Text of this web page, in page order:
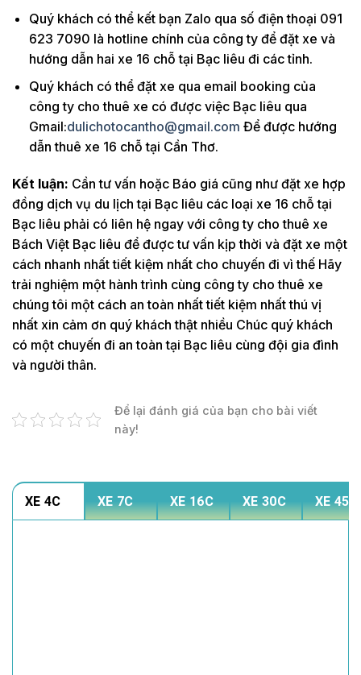
Quý khách có thể kết bạn Zalo qua số điện thoại 091
623 7090 là hotline chính của công ty để đặt xe và
hướng dẫn hai xe 16 chỗ tại Bạc liêu đi các tỉnh.
Quý khách có thể đặt xe qua email booking của
công ty cho thuê xe có được việc Bạc liêu qua
Gmail:dulichotocantho@gmail.com Để được hướng
dẫn thuê xe 16 chỗ tại Cần Thơ.
Kết luận: Cần tư vấn hoặc Báo giá cũng như đặt xe hợp
đồng dịch vụ du lịch tại Bạc liêu các loại xe 16 chỗ tại
Bạc liêu phải có liên hệ ngay với công ty cho thuê xe
Bách Việt Bạc liêu để được tư vấn kịp thời và đặt xe một
cách nhanh nhất tiết kiệm nhất cho chuyến đi vì thế Hãy
trải nghiệm một hành trình cùng công ty cho thuê xe
chúng tôi một cách an toàn nhất tiết kiệm nhất thú vị
nhất xin cảm ơn quý khách thật nhiều Chúc quý khách
có một chuyến đi an toàn tại Bạc liêu cùng đội gia đình
và người thân.
Để lại đánh giá của bạn cho bài viết
này!
XE 4C XE 7C XE 16C XE 30C XE 45C